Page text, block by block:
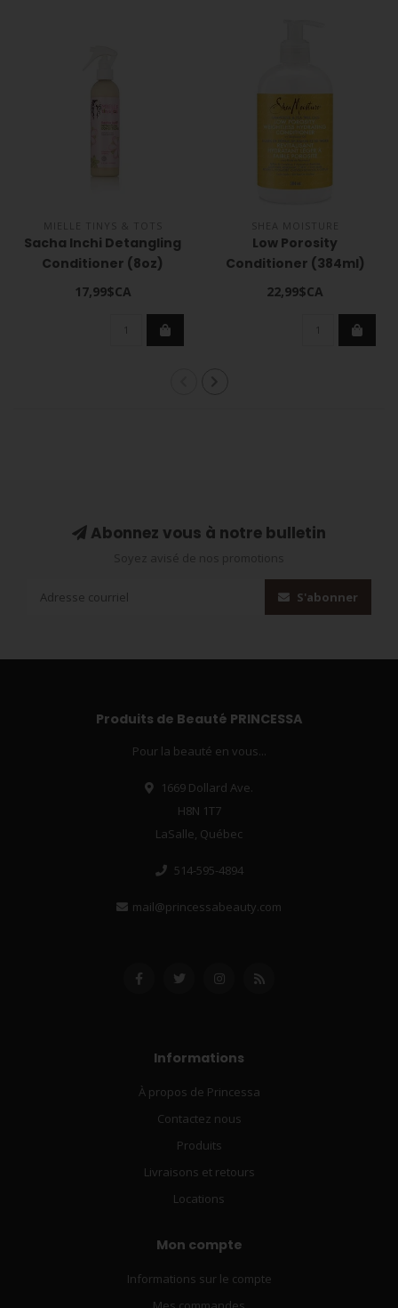
MIELLE TINYS & TOTS
Sacha Inchi Detangling
Conditioner (8oz)
17,99$CA
SHEA MOISTURE
Low Porosity
Conditioner (384ml)
22,99$CA
Abonnez vous à notre bulletin
S'abonner
Produits de Beauté PRINCESSA
Pour la beauté en vous...
1669 Dollard Ave.
H8N 1T7
LaSalle, Québec
514-595-4894
mail@princessabeauty.com
Informations
À propos de Princessa
Contactez nous
Produits
Livraisons et retours
Locations
Mon compte
Informations sur le compte